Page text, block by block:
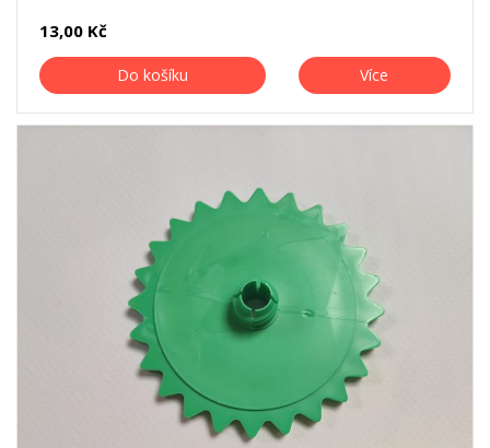
13,00 Kč
Do košíku Více